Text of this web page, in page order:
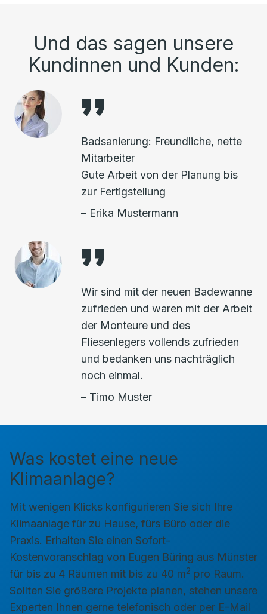
Und das sagen unsere
Kundinnen und Kunden:
Badsanierung: Freundliche, nette
Mitarbeiter
Gute Arbeit von der Planung bis
zur Fertigstellung
– Erika Mustermann
Wir sind mit der neuen Badewanne
zufrieden und waren mit der Arbeit
der Monteure und des
Fliesenlegers vollends zufrieden
und bedanken uns nachträglich
noch einmal.
– Timo Muster
Was kostet eine neue
Klimaanlage?
Mit wenigen Klicks konfigurieren Sie sich Ihre
Klimaanlage für zu Hause, fürs Büro oder die
Praxis. Erhalten Sie einen Sofort-
Kostenvoranschlag von Eugen Büring aus Münster
für bis zu 4 Räumen mit bis zu 40 m2 pro Raum.
Sollten Sie größere Projekte planen, stehen unsere
Experten Ihnen gerne telefonisch oder per E-Mail